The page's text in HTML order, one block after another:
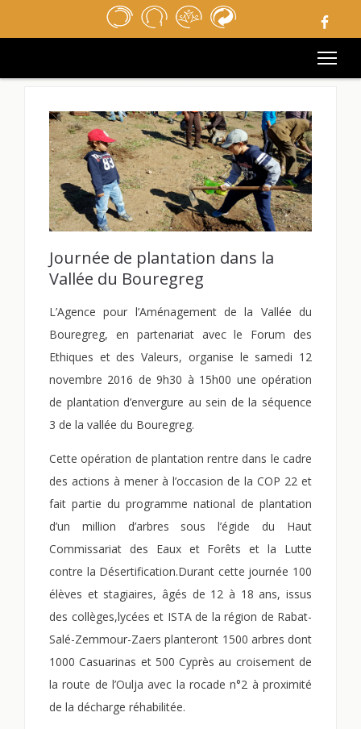
ACCUEIL
MENTIONS LÉGALES
CONTACT
Journée de plantation dans la
Vallée du Bouregreg
L’Agence pour l’Aménagement de la Vallée du
Bouregreg, en partenariat avec le Forum des
Ethiques et des Valeurs, organise le samedi 12
novembre 2016 de 9h30 à 15h00 une opération
de plantation d’envergure au sein de la séquence
3 de la vallée du Bouregreg.
Cette opération de plantation rentre dans le cadre
des actions à mener à l’occasion de la COP 22 et
fait partie du programme national de plantation
d’un million d’arbres sous l’égide du Haut
Commissariat des Eaux et Forêts et la Lutte
contre la Désertification.Durant cette journée 100
élèves et stagiaires, âgés de 12 à 18 ans, issus
des collèges,lycées et ISTA de la région de Rabat-
Salé-Zemmour-Zaers planteront 1500 arbres dont
1000 Casuarinas et 500 Cyprès au croisement de
la route de l’Oulja avec la rocade n°2 à proximité
de la décharge réhabilitée.